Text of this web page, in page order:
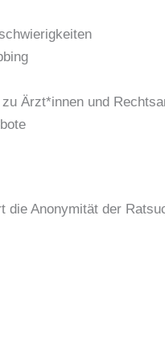
Ärzt*innen und
Anonymität der